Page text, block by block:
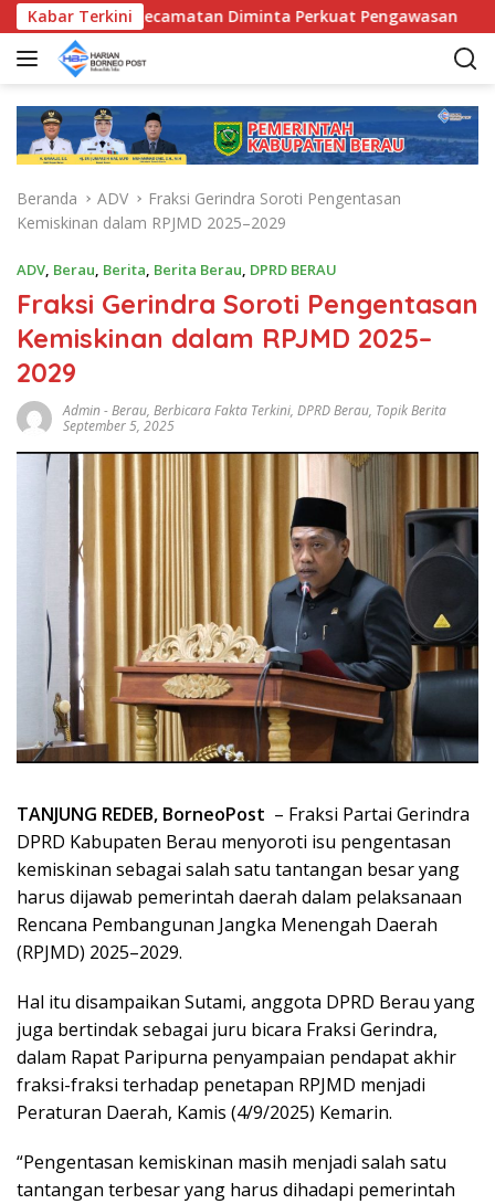
a
Kabar Terkini
Bunda Kecamatan Diminta Perkuat Pengawasan
Beranda ADV
Fraksi Gerindra Soroti Pengentasan
Kemiskinan dalam RPJMD 2025–2029
ADV, Berau, Berita, Berita Berau, DPRD BERAU
Fraksi Gerindra Soroti Pengentasan
Kemiskinan dalam RPJMD 2025–
2029
Admin-Berau, Berbicara Fakta Terkini, DPRD Berau, Topik Berita
September 5, 2025
TANJUNG REDEB, BorneoPost – Fraksi Partai Gerindra
DPRD Kabupaten Berau menyoroti isu pengentasan
kemiskinan sebagai salah satu tantangan besar yang
harus dijawab pemerintah daerah dalam pelaksanaan
Rencana Pembangunan Jangka Menengah Daerah
(RPJMD) 2025–2029.
Hal itu disampaikan Sutami, anggota DPRD Berau yang
juga bertindak sebagai juru bicara Fraksi Gerindra,
dalam Rapat Paripurna penyampaian pendapat akhir
fraksi-fraksi terhadap penetapan RPJMD menjadi
Peraturan Daerah, Kamis (4/9/2025) Kemarin.
“Pengentasan kemiskinan masih menjadi salah satu
tantangan terbesar yang harus dihadapi pemerintah